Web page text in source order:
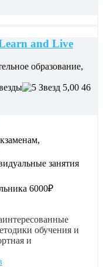
and Live
образование,
5,00 46
занятия
6000₽
обучения и
и